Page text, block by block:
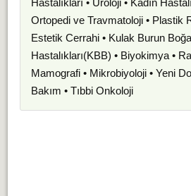
Hastalıkları • Üroloji • Kadın
Ortopedi ve Travmatoloji • Plastik
Estetik Cerrahi • Kulak Burun
Hastalıkları(KBB) • Biyokimya •
Mamografi • Mikrobiyoloji • Yeni
Bakım • Tıbbi Onkoloji